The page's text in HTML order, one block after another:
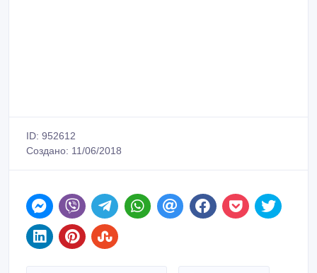
ID: 952612
Создано: 11/06/2018